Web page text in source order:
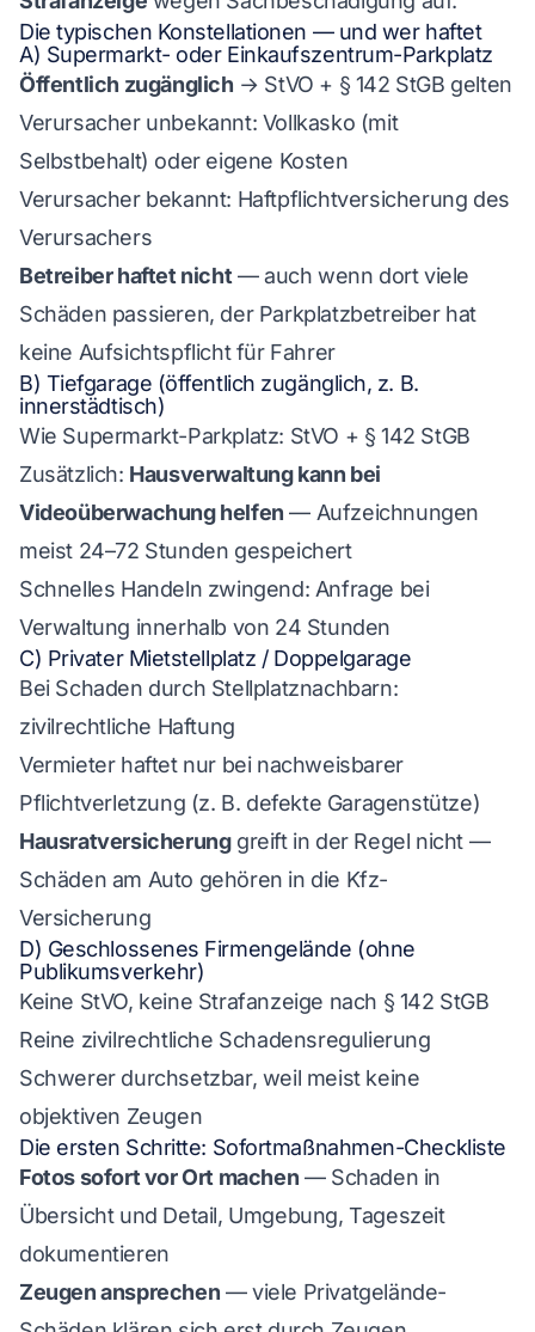
Die typischen Konstellationen — und wer haftet
A) Supermarkt- oder Einkaufszentrum-Parkplatz
Öffentlich zugänglich → StVO + § 142 StGB gelten
Verursacher unbekannt: Vollkasko (mit
Selbstbehalt) oder eigene Kosten
Verursacher bekannt: Haftpflichtversicherung des
Verursachers
Betreiber haftet nicht — auch wenn dort viele
Schäden passieren, der Parkplatzbetreiber hat
keine Aufsichtspflicht für Fahrer
B) Tiefgarage (öffentlich zugänglich, z. B.
innerstädtisch)
Wie Supermarkt-Parkplatz: StVO + § 142 StGB
Zusätzlich: Hausverwaltung kann bei
Videoüberwachung helfen — Aufzeichnungen
meist 24–72 Stunden gespeichert
Schnelles Handeln zwingend: Anfrage bei
Verwaltung innerhalb von 24 Stunden
C) Privater Mietstellplatz / Doppelgarage
Bei Schaden durch Stellplatznachbarn:
zivilrechtliche Haftung
Vermieter haftet nur bei nachweisbarer
Pflichtverletzung (z. B. defekte Garagenstütze)
Hausratversicherunggreift in der Regel nicht —
Schäden am Auto gehören in die Kfz-
Versicherung
D) Geschlossenes Firmengelände (ohne
Publikumsverkehr)
Keine StVO, keine Strafanzeige nach § 142 StGB
Reine zivilrechtliche Schadensregulierung
Schwerer durchsetzbar, weil meist keine
objektiven Zeugen
Die ersten Schritte: Sofortmaßnahmen-Checkliste
Fotos sofort vor Ort machen — Schaden in
Übersicht und Detail, Umgebung, Tageszeit
dokumentieren
Zeugen ansprechen — viele Privatgelände-